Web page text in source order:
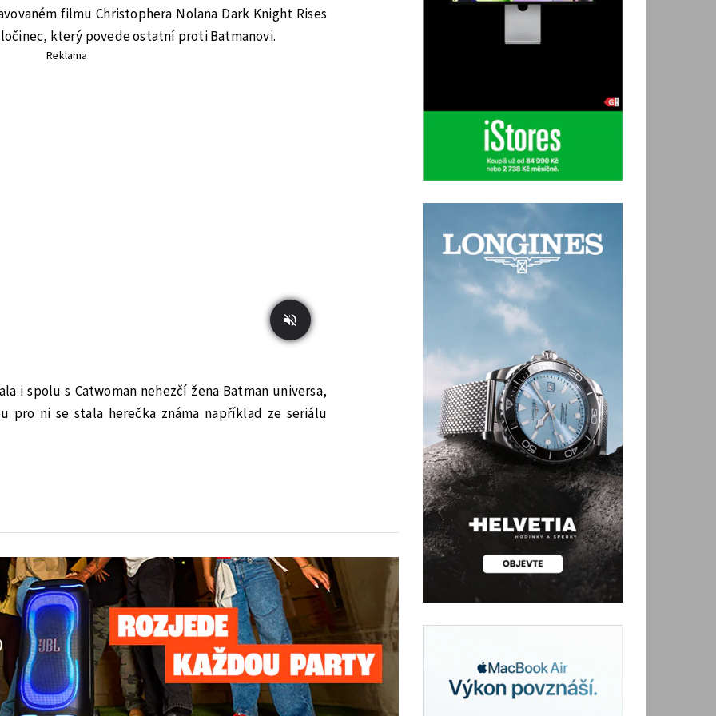
filmu Christophera Nolana Dark Knight Rises
který povede ostatní proti Batmanovi.
Reklama
i spolu s Catwoman nehezčí žena Batman universa,
pro ni se stala herečka známa například ze seriálu